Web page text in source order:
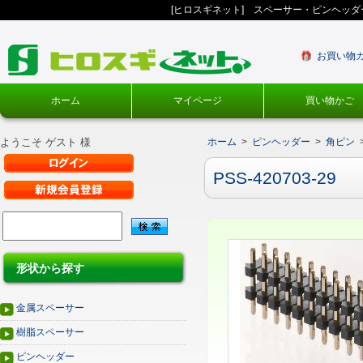
[ヒロスギネット] スペーサー・ピンヘッ
お買い物
ホーム マイページ 買い物かご
ようこそ ゲスト 様
形状から探す
金属スペーサー
樹脂スペーサー
ピンヘッダー
ホーム > ピンヘッダー > 角ピン
PSS-420703-29